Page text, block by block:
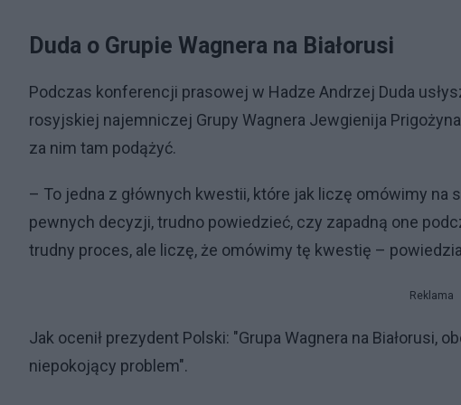
Duda o Grupie Wagnera na Białorusi
Podczas konferencji prasowej w Hadze Andrzej Duda
rosyjskiej najemniczej Grupy Wagnera Jewgienija
za nim tam podążyć.
– To jedna z głównych kwestii, które jak liczę omówimy na
pewnych decyzji, trudno powiedzieć, czy zapadną one
trudny proces, ale liczę, że omówimy tę kwestię –
Reklama
Jak ocenił prezydent Polski: "Grupa Wagnera na Białorusi,
niepokojący problem".